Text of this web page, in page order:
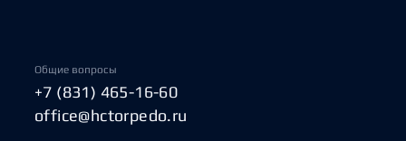
Общие вопросы
+7 (831) 465-16-60
office@hctorpedo.ru